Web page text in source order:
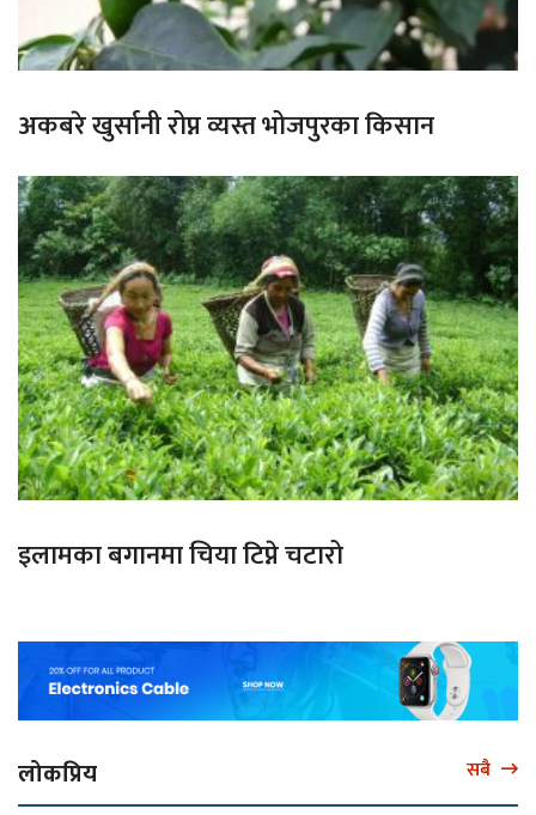
अकबरे खुर्सानी रोप्न व्यस्त भोजपुरका किसान
इलामका बगानमा चिया टिप्ने चटारो
लोकप्रिय सबै